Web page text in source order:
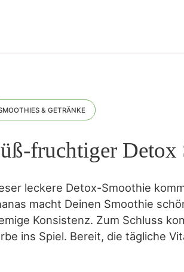
& GETRÄNKE
fruchtiger Detox
leckere Detox-Smoothie
macht Deinen Smoothie
Konsistenz. Zum Schluss
ins Spiel. Bereit, die tägliche